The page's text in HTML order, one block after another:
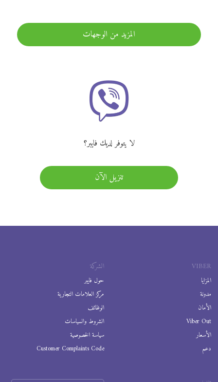
المزيد من الوجهات
لا يتوفر لديك فايبر؟
تنزيل الآن
VIBER
المزايا
مدونة
الأمان
Viber Out
الأسعار
دعم
الشركة
حول فايبر
مركز العلامات التجارية
الوظائف
الشروط والسياسات
سياسة الخصوصية
Customer Complaints Code